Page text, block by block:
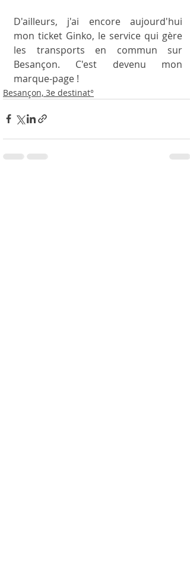
D'ailleurs, j'ai encore aujourd'hui
mon ticket Ginko, le service qui gère
les transports en commun sur
Besançon. C'est devenu mon
marque-page !
Besançon, 3e destinat°